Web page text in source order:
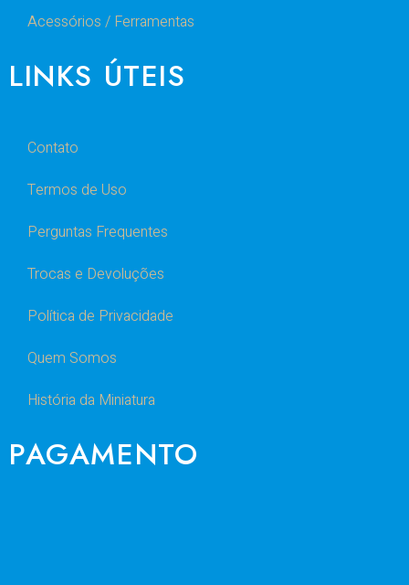
Acessórios / Ferramentas
LINKS ÚTEIS
Contato
Termos de Uso
Perguntas Frequentes
Trocas e Devoluções
Política de Privacidade
Quem Somos
História da Miniatura
PAGAMENTO